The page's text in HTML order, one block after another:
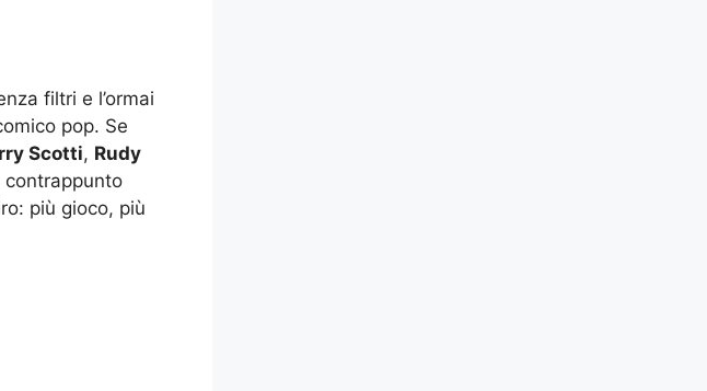
filtri e l’ormai
pop. Se
Scotti, Rudy
contrappunto
più gioco, più